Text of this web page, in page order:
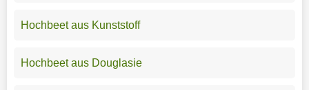
Hochbeet aus Kunststoff
Hochbeet aus Douglasie